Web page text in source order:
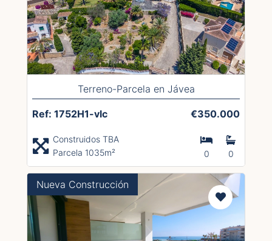
Terreno-Parcela en Jávea
Ref: 1752H1-vlc €350.000
Construidos TBA
Parcela 1035m²
0 0
Nueva Construcción